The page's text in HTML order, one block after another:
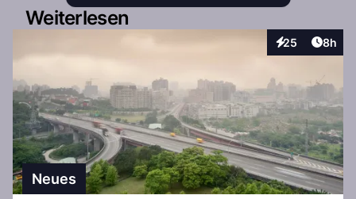
Weiterlesen
25
Interaktionen
8h
Neues